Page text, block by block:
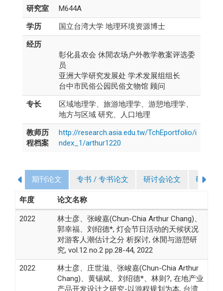
研究室
M644A
学历
国立台湾大学 地理环境资源博士
经历
彰化县农会 休閒农场户外教学教案评选委
员
亚洲大学研究发展处 学术发展组组长
台中市民俗公园民俗文物馆 顾问
专长
区域地理学、旅游地理学、游憩地理学、
地方与区域 研究、人口地理
教师历
程档案
http://research.asia.edu.tw/TchEportfolio/i
ndex_1/arthur1220
期刊论文 专书 / 专书论文 研讨会论文 研究计
年度 论文名称
2022
林士彦、张峻嘉(Chun-Chia Arthur Chang)、
郭幸福、刘绍德*, 灯会节日活动的天候状况
对游客人潮估计之分 析探讨, 休閒与游憩研
究, vol.12 no.2 pp.28-44, 2022
2022
林士彦、庄世滋、张峻嘉(Chun-Chia Arthur
Chang)、黄锡斌、刘绍德*、林则?, 在地产业
产品开发设计之研究-以游程规划为本, 台湾